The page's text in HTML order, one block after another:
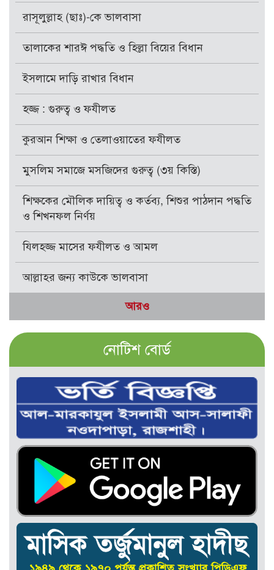
রাসূলুল্লাহ (ছাঃ)-কে ভালবাসা
তালাকের শারঈ পদ্ধতি ও হিল্লা বিয়ের বিধান
ইসলামে দাড়ি রাখার বিধান
হজ্জ : গুরুত্ব ও ফযীলত
কুরআন শিক্ষা ও তেলাওয়াতের ফযীলত
মুসলিম সমাজে মসজিদের গুরুত্ব (৩য় কিস্তি)
শিক্ষকের মৌলিক দায়িত্ব ও কর্তব্য, শিশুর পাঠদান পদ্ধতি
ও শিখনফল নির্ণয়
যিলহজ্জ মাসের ফযীলত ও আমল
আল্লাহর জন্য কাউকে ভালবাসা
আরও
নোটিশ বোর্ড